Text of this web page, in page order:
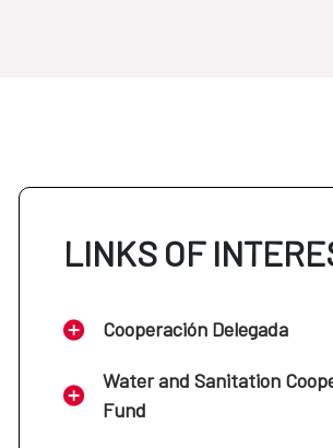
LINKS OF
Cooperación Delegada
Water and Sanitation
Fund